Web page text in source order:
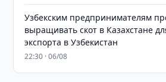
Узбекским предпринимателям
выращивать скот в Казахстане
экспорта в Узбекистан
22:30 · 06/08